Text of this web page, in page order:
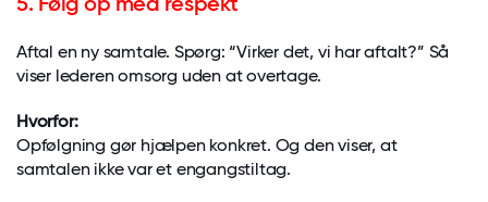
Aftal en ny samtale. Spørg: “Virker det, vi har aftalt?” Så
viser lederen omsorg uden at overtage.
Hvorfor:
Opfølgning gør hjælpen konkret. Og den viser, at
samtalen ikke var et engangstiltag.